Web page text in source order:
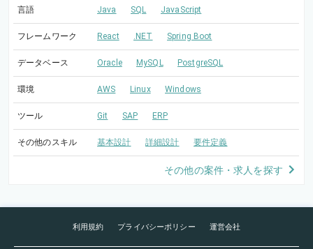
言語 Java SQL JavaScript
フレームワーク React .NET Spring Boot
データベース Oracle MySQL PostgreSQL
環境 AWS Linux Windows
ツール Git SAP ERP
その他のスキル 基本設計 詳細設計 要件定義
その他の案件・求人を探す
利用規約 プライバシーポリシー 運営会社